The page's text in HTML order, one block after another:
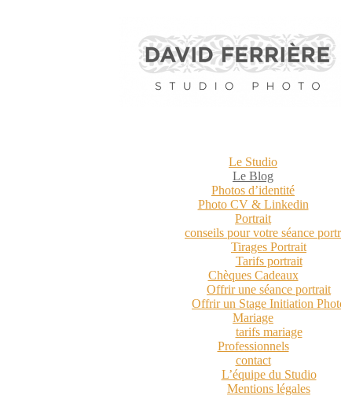
Le Studio
Le Blog
Photos d’identité
Photo CV & Linkedin
Portrait
conseils pour votre séance
Tirages Portrait
Tarifs portrait
Chèques Cadeaux
Offrir une séance portrait
Offrir un Stage Initiation
Mariage
tarifs mariage
Professionnels
contact
L’équipe du Studio
Mentions légales